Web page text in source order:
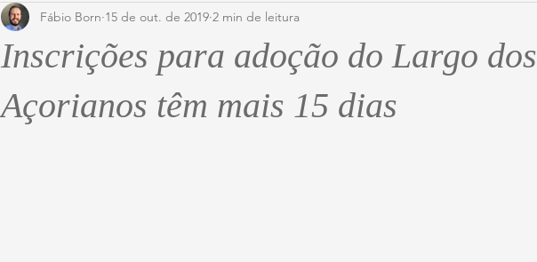
Inscrições para adoção do Largo dos
Açorianos têm mais 15 dias
Fábio Born 15 de out. de 2019 2 min de leitura